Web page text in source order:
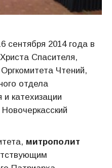
2014 года в
Спасителя,
Чтений,
отдела
и катехизации
митрополит